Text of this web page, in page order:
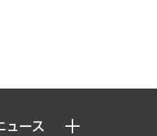
ュース